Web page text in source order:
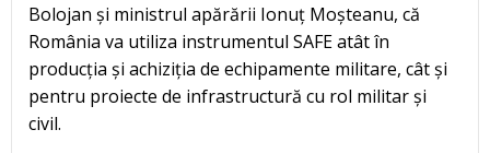
Bolojan și ministrul apărării Ionuț Moșteanu, că
România va utiliza instrumentul SAFE atât în
producția și achiziția de echipamente militare, cât și
pentru proiecte de infrastructură cu rol militar și
civil.